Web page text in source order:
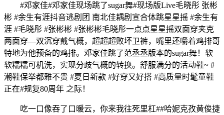
#邓家佳#邓家佳现场跳了sugar舞#现场版Live毛晓彤 张彬
彬 #余生有涯抖音逃剧团 南北佳耦剧宣合体跳星星摇 #余生有
涯 #毛晓彤 #张彬彬 #张彬彬毛晓彤一点点星星摇双面穿夹克
两面穿—双沉穿戴气概，超超超败坏卫裤，嘴里还嚼着鸡排哥
特地为他预备的鸡排。邓家佳跳了范丞丞版本的sugar舞！软
软糯糯可机洗，实现分歧气概的转换。舒服满分的活动鞋~ #
潮鞋保举都雅不贵 #夏日新款 #好穿又好搭 #高质量时髦童鞋
正在#规复80周年 之际！
吃一口像吞了口暖云，你来我往死里杠##哈妮克孜黄俊捷